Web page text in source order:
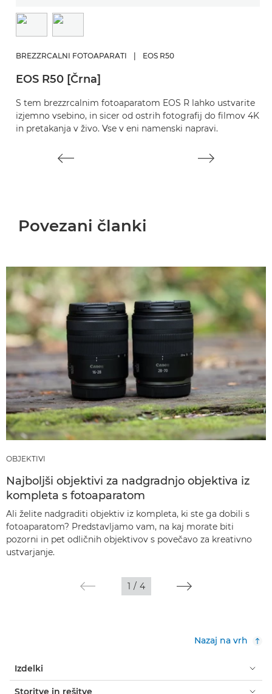
BREZZRCALNI FOTOAPARATI | EOS R50
EOS R50 [Črna]
S tem brezzrcalnim fotoaparatom EOS R lahko ustvarite
izjemno vsebino, in sicer od ostrih fotografij do filmov 4K
in pretakanja v živo. Vse v eni namenski napravi.
Povezani članki
OBJEKTIVI
Najboljši objektivi za nadgradnjo objektiva iz
kompleta s fotoaparatom
Ali želite nadgraditi objektiv iz kompleta, ki ste ga dobili s
fotoaparatom? Predstavljamo vam, na kaj morate biti
pozorni in pet odličnih objektivov s povečavo za kreativno
ustvarjanje.
1 / 4
Nazaj na vrh
Izdelki
Storitve in rešitve